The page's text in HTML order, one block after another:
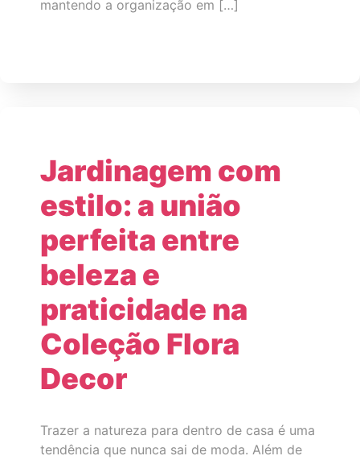
mantendo a organização em […]
Jardinagem com
estilo: a união
perfeita entre
beleza e
praticidade na
Coleção Flora
Decor
Trazer a natureza para dentro de casa é uma
tendência que nunca sai de moda. Além de